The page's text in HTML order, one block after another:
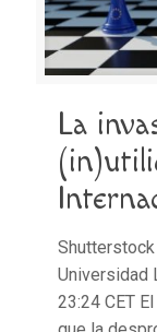
La
Shutterstock
Universidad
23:24 CET